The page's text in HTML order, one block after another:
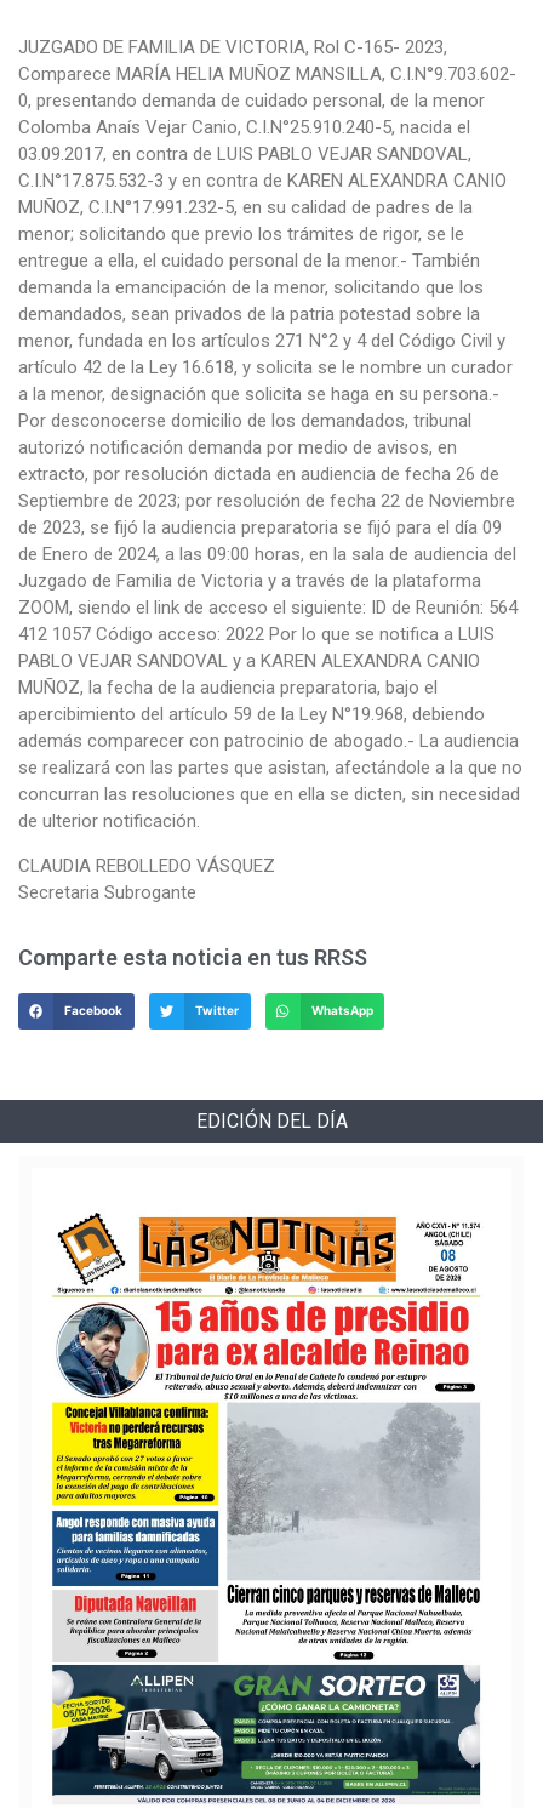
JUZGADO DE FAMILIA DE VICTORIA, Rol C-165- 2023,
Comparece MARÍA HELIA MUÑOZ MANSILLA, C.I.N°9.703.602-
0, presentando demanda de cuidado personal, de la menor
Colomba Anaís Vejar Canio, C.I.N°25.910.240-5, nacida el
03.09.2017, en contra de LUIS PABLO VEJAR SANDOVAL,
C.I.N°17.875.532-3 y en contra de KAREN ALEXANDRA CANIO
MUÑOZ, C.I.N°17.991.232-5, en su calidad de padres de la
menor; solicitando que previo los trámites de rigor, se le
entregue a ella, el cuidado personal de la menor.- También
demanda la emancipación de la menor, solicitando que los
demandados, sean privados de la patria potestad sobre la
menor, fundada en los artículos 271 N°2 y 4 del Código Civil y
artículo 42 de la Ley 16.618, y solicita se le nombre un curador
a la menor, designación que solicita se haga en su persona.-
Por desconocerse domicilio de los demandados, tribunal
autorizó notificación demanda por medio de avisos, en
extracto, por resolución dictada en audiencia de fecha 26 de
Septiembre de 2023; por resolución de fecha 22 de Noviembre
de 2023, se fijó la audiencia preparatoria se fijó para el día 09
de Enero de 2024, a las 09:00 horas, en la sala de audiencia del
Juzgado de Familia de Victoria y a través de la plataforma
ZOOM, siendo el link de acceso el siguiente: ID de Reunión: 564
412 1057 Código acceso: 2022 Por lo que se notifica a LUIS
PABLO VEJAR SANDOVAL y a KAREN ALEXANDRA CANIO
MUÑOZ, la fecha de la audiencia preparatoria, bajo el
apercibimiento del artículo 59 de la Ley N°19.968, debiendo
además comparecer con patrocinio de abogado.- La audiencia
se realizará con las partes que asistan, afectándole a la que no
concurran las resoluciones que en ella se dicten, sin necesidad
de ulterior notificación.
CLAUDIA REBOLLEDO VÁSQUEZ
Secretaria Subrogante
Comparte esta noticia en tus RRSS
Facebook Twitter WhatsApp
EDICIÓN DEL DÍA